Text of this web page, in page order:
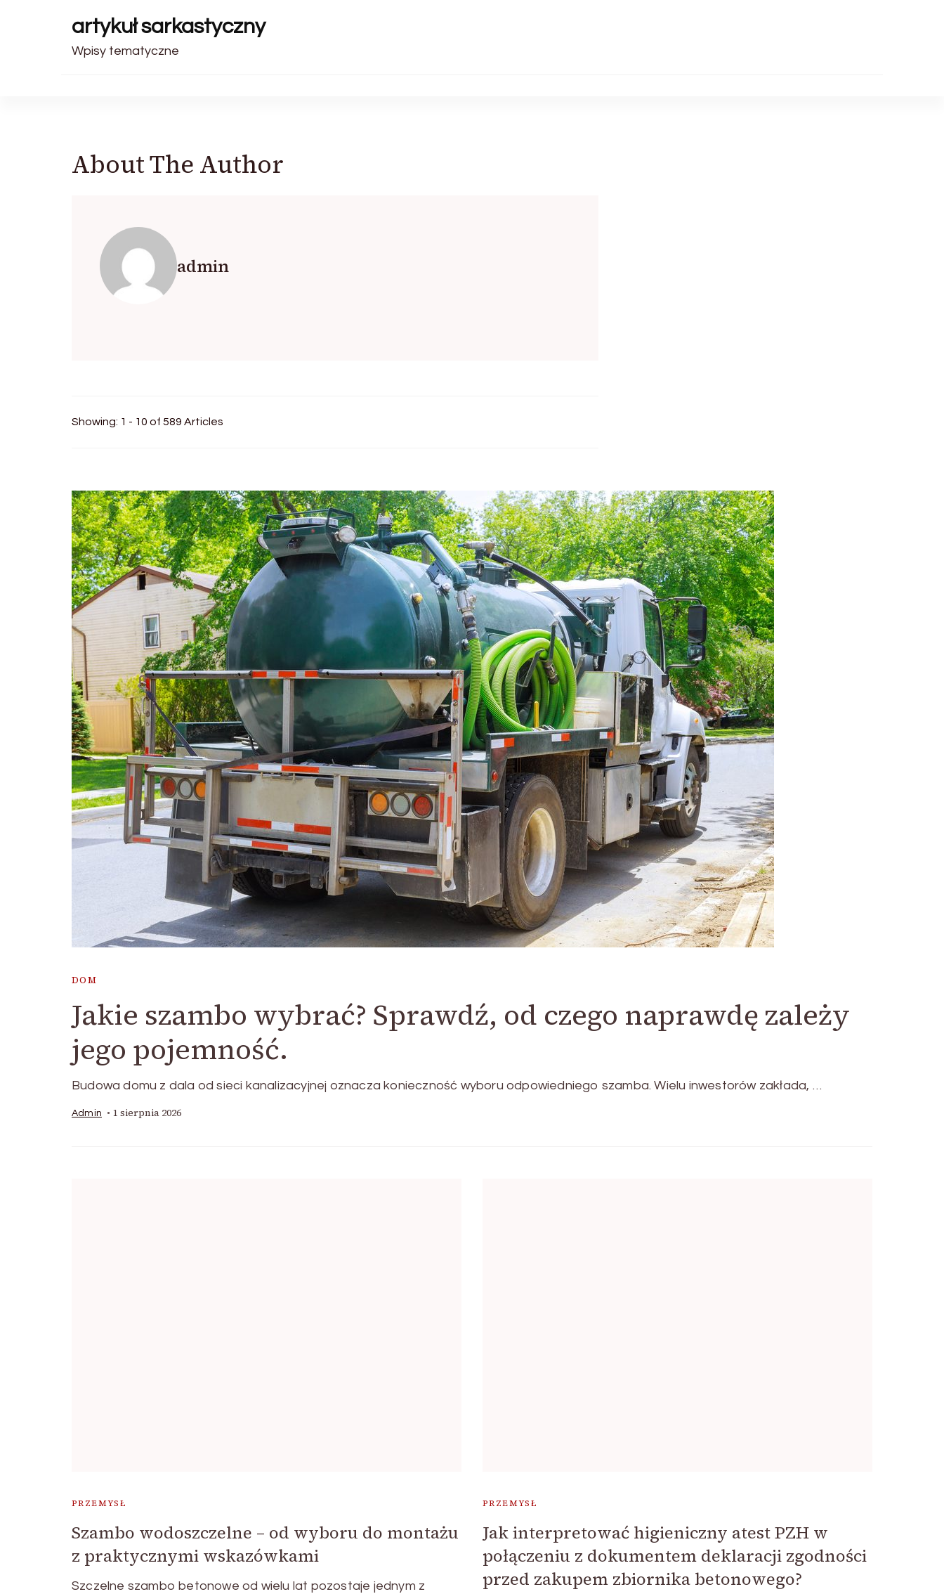
artykuł sarkastyczny
Wpisy tematyczne
About The Author
admin
Showing: 1 - 10 of 589 Articles
DOM
Jakie szambo wybrać? Sprawdź, od czego naprawdę zależy
jego pojemność.
Budowa domu z dala od sieci kanalizacyjnej oznacza konieczność wyboru odpowiedniego szamba. Wielu inwestorów zakłada, …
Admin 1 sierpnia 2026
PRZEMYSŁ
Szambo wodoszczelne – od wyboru do montażu
z praktycznymi wskazówkami
Szczelne szambo betonowe od wielu lat pozostaje jednym z
PRZEMYSŁ
Jak interpretować higieniczny atest PZH w
połączeniu z dokumentem deklaracji zgodności
przed zakupem zbiornika betonowego?